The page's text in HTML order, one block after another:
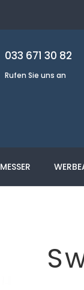
033 671 30 82
Rufen Sie uns an
MESSER